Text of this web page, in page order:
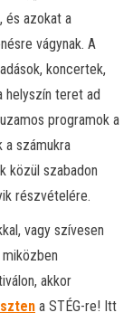
és azokat a
vágynak. A
koncertek,
helyszín teret ad
programok a
számukra
közül szabadon
részvételére.
vagy szívesen
akkor
a STÉG-re! Itt